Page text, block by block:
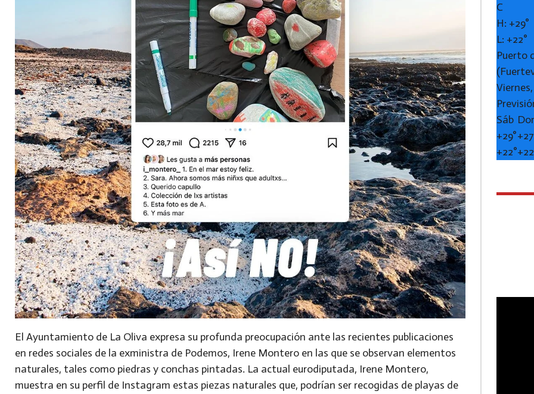
El Ayuntamiento de La Oliva expresa su profunda preocupación ante las recientes publicaciones
en redes sociales de la exministra de Podemos, Irene Montero en las que se observan elementos
naturales, tales como piedras y conchas pintadas. La actual eurodiputada, Irene Montero,
muestra en su perfil de Instagram estas piezas naturales que, podrían ser recogidas de playas de
C
H: +29°
L: +22°
Puerto
Sáb
+29°+
+22°+